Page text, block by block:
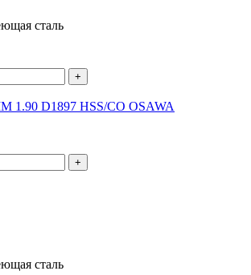
+
1.90 D1897 HSS/CO OSAWA
+